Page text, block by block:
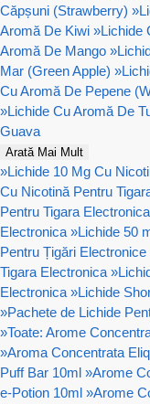
Căpșuni (Strawberry) »
Aromă De Kiwi »Lichide
Aromă De Mango »
Mar (Green Apple) »
Cu Aromă De Pepene
»Lichide Cu Aromă De
Guava
Arată Mai Mult
»Lichide 10 Mg Cu
Cu Nicotină Pentru
Pentru Tigara Electronica
Electronica »Lichide 50
Pentru Țigări Electronice
Tigara Electronica »
Electronica »Lichide
»Pachete de Lichide
»Toate: Arome
»Aroma Concentrata
Puff Bar 10ml »Arome
e-Potion 10ml »Arome